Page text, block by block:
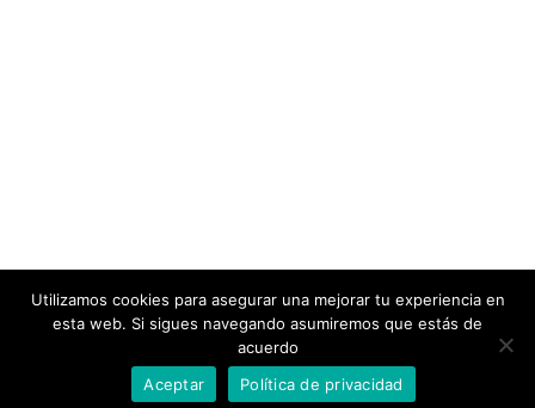
Utilizamos cookies para asegurar una mejorar tu experiencia en
esta web. Si sigues navegando asumiremos que estás de
acuerdo
Aceptar
Política de privacidad